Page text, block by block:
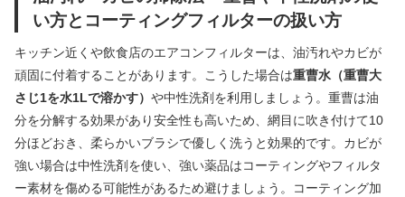
い方とコーティングフィルターの扱い方
キッチン近くや飲食店のエアコンフィルターは、油汚れやカビが
頑固に付着することがあります。こうした場合は重曹水（重曹大
さじ1を水1Lで溶かす） や中性洗剤を利用しましょう。重曹は油
分を分解する効果があり安全性も高いため、網目に吹き付けて10
分ほどおき、柔らかいブラシで優しく洗うと効果的です。カビが
強い場合は中性洗剤を使い、強い薬品はコーティングやフィルタ
ー素材を傷める可能性があるため避けましょう。コーティング加